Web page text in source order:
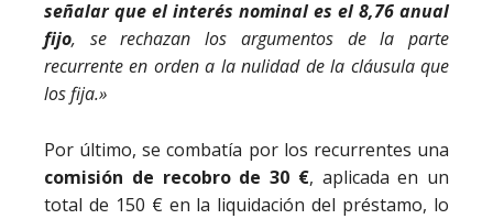
señalar que el interés nominal es el 8,76 anual
fijo, se rechazan los argumentos de la parte
recurrente en orden a la nulidad de la cláusula que
los fija.»
Por último, se combatía por los recurrentes una
comisión de recobro de 30 €, aplicada en un
total de 150 € en la liquidación del préstamo, lo